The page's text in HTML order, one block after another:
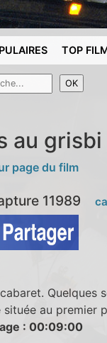
TOP
au grisbi
page du film
11989
Quelques
au premier
: 00:09:00